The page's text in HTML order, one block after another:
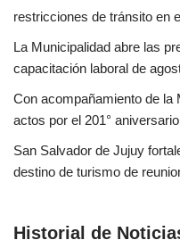
restricciones de tránsito en
La Municipalidad abre las
capacitación laboral de
Con acompañamiento de la
actos por el 201°
San Salvador de Jujuy
destino de turismo de
Historial de